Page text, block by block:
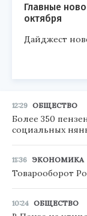
Главные
октября
Дайджест
12:29 ОБЩЕСТВО
Более 350
социальных
11:36 ЭКОНОМИКА
Товарооборот
10:24 ОБЩЕСТВО